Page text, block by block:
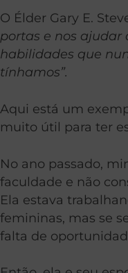
O Élder Gary E.
portas e nos ajudar
habilidades que
tínhamos”.
Aqui está um
muito útil para ter
No ano passado,
faculdade e não
Ela estava
femininas, mas se
falta de